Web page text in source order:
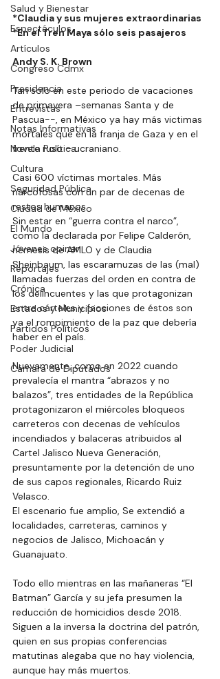
Salud y Bienestar
Espectáculos
Artículos
Congreso Cdmx
Presidencia
Entrevistas
Notas Informativas
Novela Política
Cultura
Seguridad Pública
Ciudad de México
El Mundo
Jóvenes opinan
Reportajes
Crónica
Estados y Municipios
Partidos Políticos
Poder Judicial
Cámara de Diputados
*Claudia y sus mujeres extraordinarias
*En el Tren Maya sólo seis pasajeros
Andy S. K. Brown
Tan solo en este periodo de vacaciones
de primavera –semanas Santa y de
Pascua--, en México ya hay más victimas
mortales que en la franja de Gaza y en el
frente ruso – ucraniano.
Casi 600 víctimas mortales. Más
narcofosas con un par de decenas de
restos humanos.
Sin estar en “guerra contra el narco”,
como la declarada por Felipe Calderón,
némesis de AMLO y de Claudia
Sheinbaum, las escaramuzas de las (mal)
llamadas fuerzas del orden en contra de
los delincuentes y las que protagonizan
entre cárteles y facciones de éstos son
ya el rompimiento de la paz que debería
haber en el país.
Nuevamente, como en 2022 cuando
prevalecía el mantra “abrazos y no
balazos”, tres entidades de la República
protagonizaron el miércoles bloqueos
carreteros con decenas de vehículos
incendiados y balaceras atribuidos al
Cartel Jalisco Nueva Generación,
presuntamente por la detención de uno
de sus capos regionales, Ricardo Ruiz
Velasco.
El escenario fue amplio, Se extendió a
localidades, carreteras, caminos y
negocios de Jalisco, Michoacán y
Guanajuato.
Todo ello mientras en las mañaneras “El
Batman” García y su jefa presumen la
reducción de homicidios desde 2018.
Siguen a la inversa la doctrina del patrón,
quien en sus propias conferencias
matutinas alegaba que no hay violencia,
aunque hay más muertos.